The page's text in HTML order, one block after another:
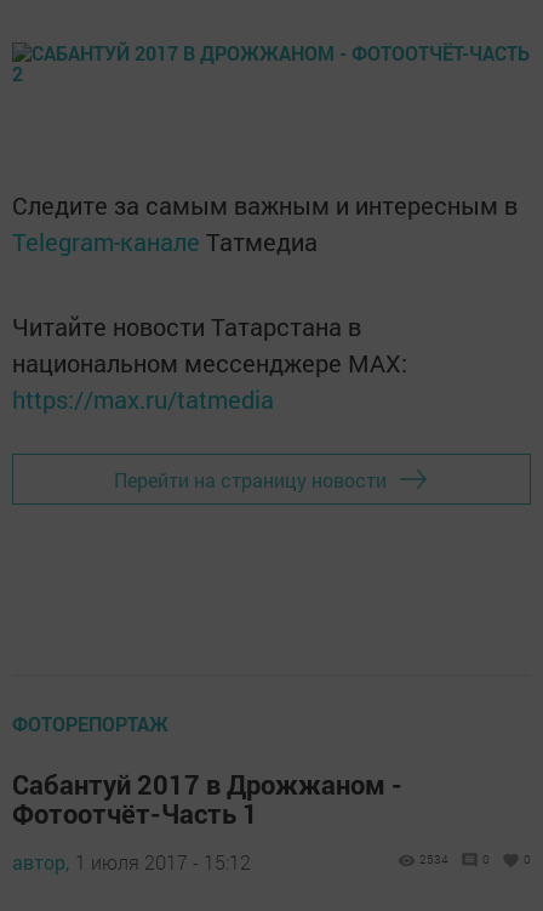
Следите за самым важным и интересным в
Telegram-канале Татмедиа
Читайте новости Татарстана в
национальном мессенджере MАХ:
https://max.ru/tatmedia
Перейти на страницу новости
ФОТОРЕПОРТАЖ
Сабантуй 2017 в Дрожжаном -
Фотоотчёт-Часть 1
автор, 1 июля 2017 - 15:12 2534 0 0